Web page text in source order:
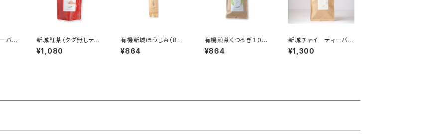
バッ
新城紅茶（タグ無しティ
ーバッグ3ｇ×10）
¥1,080
有機新城ほうじ茶（80
グラム）
¥864
有機煎茶くつろぎ１００
ｇ(2026年産)
¥864
新城チャイ ティーバッ
グ（3 g×10 ）
¥1,300